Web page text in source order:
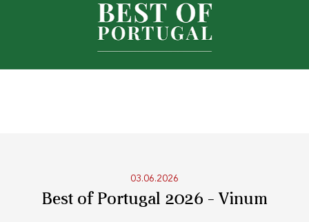
KOSTENLOSER VERSAND
Ab einem Einkauf von
99 CHF oder mehr.
03.06.2026
Best of Portugal 2026 - Vinum